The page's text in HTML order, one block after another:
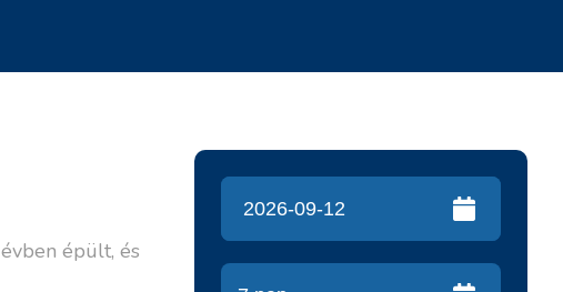
évben épült, és